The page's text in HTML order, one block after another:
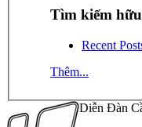
Tìm kiếm
Recent
Thêm...
Diễn Đàn